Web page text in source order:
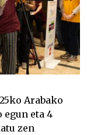
Arabako
egun eta 4
zen